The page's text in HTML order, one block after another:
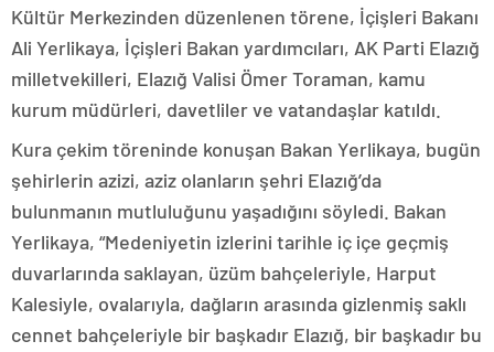
Kültür Merkezinden düzenlenen törene, İçişleri Bakanı
Ali Yerlikaya, İçişleri Bakan yardımcıları, AK Parti Elazığ
milletvekilleri, Elazığ Valisi Ömer Toraman, kamu
kurum müdürleri, davetliler ve vatandaşlar katıldı.
Kura çekim töreninde konuşan Bakan Yerlikaya, bugün
şehirlerin azizi, aziz olanların şehri Elazığ’da
bulunmanın mutluluğunu yaşadığını söyledi. Bakan
Yerlikaya, “Medeniyetin izlerini tarihle iç içe geçmiş
duvarlarında saklayan, üzüm bahçeleriyle, Harput
Kalesiyle, ovalarıyla, dağların arasında gizlenmiş saklı
cennet bahçeleriyle bir başkadır Elazığ, bir başkadır bu